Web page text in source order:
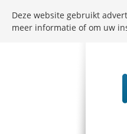
Deze website gebruikt
meer informatie of om uw